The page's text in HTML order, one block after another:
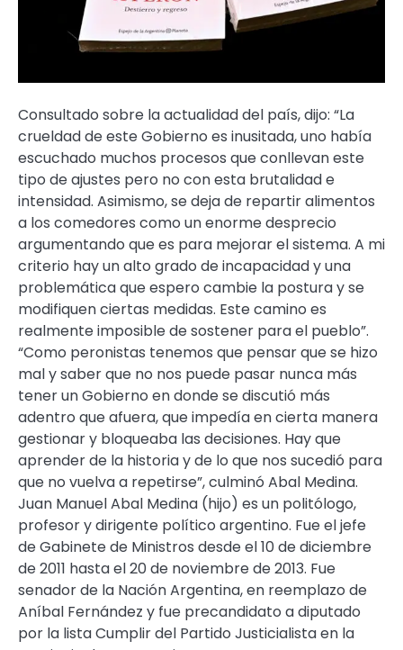
Consultado sobre la actualidad del país, dijo: “La
crueldad de este Gobierno es inusitada, uno había
escuchado muchos procesos que conllevan este
tipo de ajustes pero no con esta brutalidad e
intensidad. Asimismo, se deja de repartir alimentos
a los comedores como un enorme desprecio
argumentando que es para mejorar el sistema. A mi
criterio hay un alto grado de incapacidad y una
problemática que espero cambie la postura y se
modifiquen ciertas medidas. Este camino es
realmente imposible de sostener para el pueblo”.
“Como peronistas tenemos que pensar que se hizo
mal y saber que no nos puede pasar nunca más
tener un Gobierno en donde se discutió más
adentro que afuera, que impedía en cierta manera
gestionar y bloqueaba las decisiones. Hay que
aprender de la historia y de lo que nos sucedió para
que no vuelva a repetirse”, culminó Abal Medina.
Juan Manuel Abal Medina (hijo) es un politólogo,
profesor y dirigente político argentino. Fue el jefe
de Gabinete de Ministros desde el 10 de diciembre
de 2011 hasta el 20 de noviembre de 2013. Fue
senador de la Nación Argentina, en reemplazo de
Aníbal Fernández y fue precandidato a diputado
por la lista Cumplir del Partido Justicialista en la